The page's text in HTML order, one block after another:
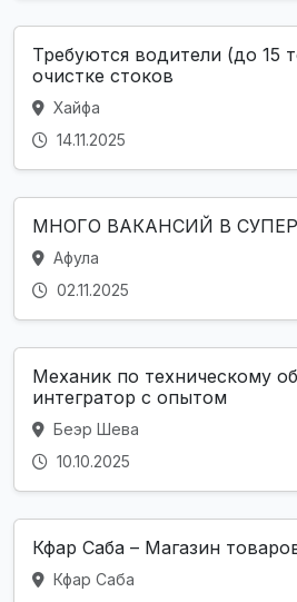
Требуются водители (до 15
очистке стоков
Хайфа
14.11.2025
МНОГО ВАКАНСИЙ В
Афула
02.11.2025
Механик по техническому
интегратор с опытом
Беэр Шева
10.10.2025
Кфар Саба – Магазин
Кфар Саба